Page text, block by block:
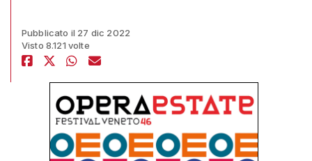
Pubblicato il 27 dic 2022
Visto 8.121 volte